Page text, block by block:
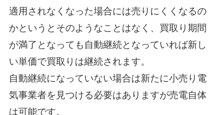
適用されなくなった場合には売りにくくなるの
かというとそのようなことはなく、買取り期間
が満了となっても自動継続となっていれば新し
い単価で買取りは継続されます。
自動継続になっていない場合は新たに小売り電
気事業者を見つける必要はありますが売電自体
は可能です。